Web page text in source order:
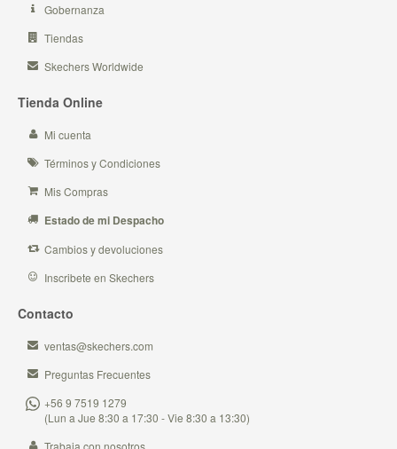
Gobernanza
Tiendas
Skechers Worldwide
Tienda Online
Mi cuenta
Términos y Condiciones
Mis Compras
Estado de mi Despacho
Cambios y devoluciones
Inscribete en Skechers
Contacto
ventas@skechers.com
Preguntas Frecuentes
+56 9 7519 1279
(Lun a Jue 8:30 a 17:30 - Vie 8:30 a 13:30)
Trabaja con nosotros